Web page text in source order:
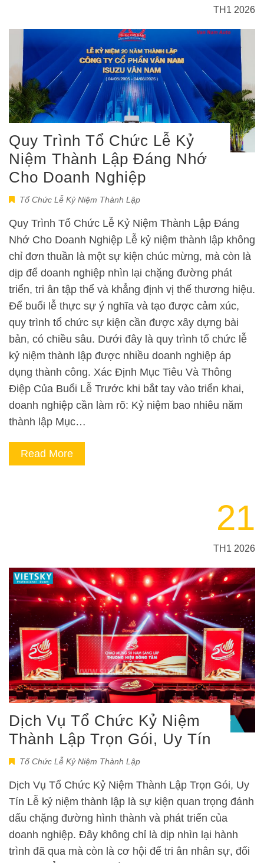
TH1 2026
Quy Trình Tổ Chức Lễ Kỷ
Niệm Thành Lập Đáng Nhớ
Cho Doanh Nghiệp
Tổ Chức Lễ Kỷ Niệm Thành Lập
Quy Trình Tổ Chức Lễ Kỷ Niệm Thành Lập Đáng
Nhớ Cho Doanh Nghiệp Lễ kỷ niệm thành lập không
chỉ đơn thuần là một sự kiện chúc mừng, mà còn là
dịp để doanh nghiệp nhìn lại chặng đường phát
triển, tri ân tập thể và khẳng định vị thế thương hiệu.
Để buổi lễ thực sự ý nghĩa và tạo được cảm xúc,
quy trình tổ chức sự kiện cần được xây dựng bài
bản, có chiều sâu. Dưới đây là quy trình tổ chức lễ
kỷ niệm thành lập được nhiều doanh nghiệp áp
dụng thành công. Xác Định Mục Tiêu Và Thông
Điệp Của Buổi Lễ Trước khi bắt tay vào triển khai,
doanh nghiệp cần làm rõ: Kỷ niệm bao nhiêu năm
thành lập Mục…
Read More
21
TH1 2026
Dịch Vụ Tổ Chức Kỷ Niệm
Thành Lập Trọn Gói, Uy Tín
Tổ Chức Lễ Kỷ Niệm Thành Lập
Dịch Vụ Tổ Chức Kỷ Niệm Thành Lập Trọn Gói, Uy
Tín Lễ kỷ niệm thành lập là sự kiện quan trọng đánh
dấu chặng đường hình thành và phát triển của
doanh nghiệp. Đây không chỉ là dịp nhìn lại hành
trình đã qua mà còn là cơ hội để tri ân nhân sự, đối